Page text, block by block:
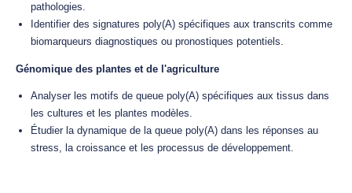
pathologies.
Identifier des signatures poly(A) spécifiques aux transcrits comme
biomarqueurs diagnostiques ou pronostiques potentiels.
Génomique des plantes et de l'agriculture
Analyser les motifs de queue poly(A) spécifiques aux tissus dans
les cultures et les plantes modèles.
Étudier la dynamique de la queue poly(A) dans les réponses au
stress, la croissance et les processus de développement.